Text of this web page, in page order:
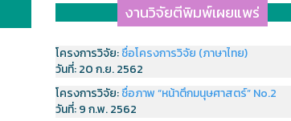
งานวิจัยตีพิมพ์เผยแพร่
โครงการวิจัย:ชื่อโครงการวิจัย (ภาษาไทย)
วันที่:20 ก.ย. 2562
โครงการวิจัย:ชื่อภาพ “หน้าตึกมนุษศาสตร์” No.2
วันที่:9 ก.พ. 2562